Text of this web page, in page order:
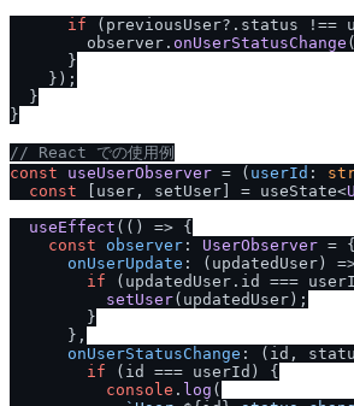
if (previousUser?. status !==
        observer.
onUserStatusChange
      }
    });
  }
}
// React での使用例
const
useUserObserver = ( userId :
const [user, setUser] = useState<
useEffect ( () => {
const
observer : UserObserver = {
onUserUpdate : ( updatedUser )
if (updatedUser. id
===
setUser(updatedUser);
        }
      },
onUserStatusChange : ( id,
if (id === userId) {
console . log (